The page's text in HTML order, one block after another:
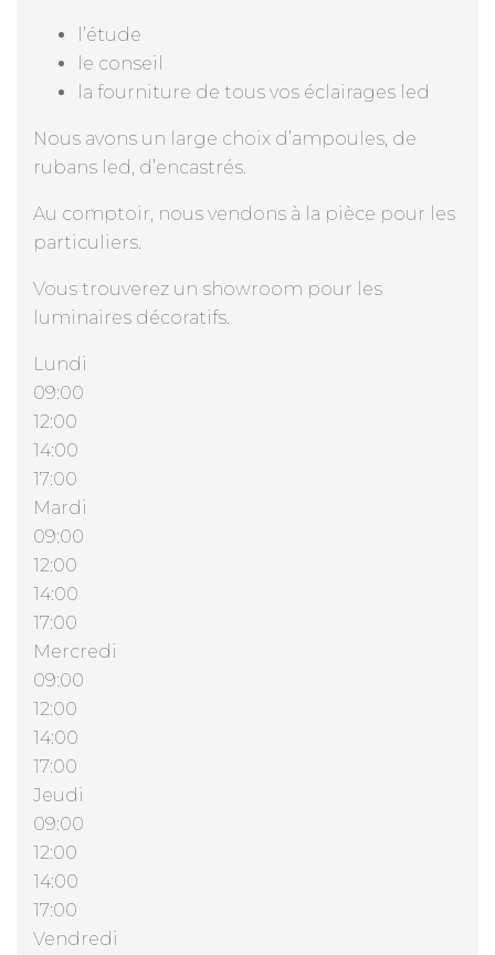
l’étude
le conseil
la fourniture de tous vos éclairages led
Nous avons un large choix d’ampoules, de
rubans led, d’encastrés.
Au comptoir, nous vendons à la pièce pour les
particuliers.
Vous trouverez un showroom pour les
luminaires décoratifs.
Lundi
09:00
12:00
14:00
17:00
Mardi
09:00
12:00
14:00
17:00
Mercredi
09:00
12:00
14:00
17:00
Jeudi
09:00
12:00
14:00
17:00
Vendredi